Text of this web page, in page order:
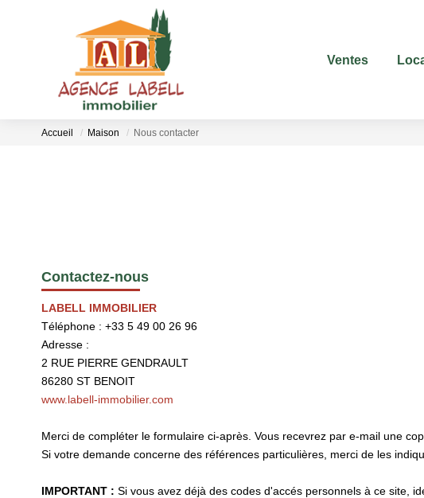
Ventes
Accueil Maison Nous contacter
Contactez-nous
LABELL IMMOBILIER
Téléphone : +33 5 49 00 26 96
Adresse :
2 RUE PIERRE GENDRAULT
86280 ST BENOIT
www.labell-immobilier.com
Merci de compléter le formulaire ci-après. Vous recevrez par e-mail une
Si votre demande concerne des références particulières, merci de les
IMPORTANT : Si vous avez déjà des codes d'accés personnels à ce site,